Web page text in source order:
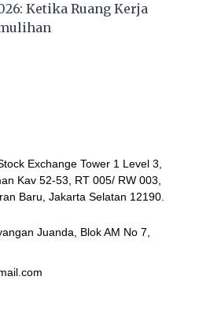
Ketika Ruang Kerja
Exchange Tower 1 Level 3,
Kav 52-53, RT 005/ RW 003,
Baru, Jakarta Selatan 12190.
Juanda, Blok AM No 7,